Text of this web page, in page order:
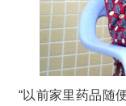
“以前家里药品随